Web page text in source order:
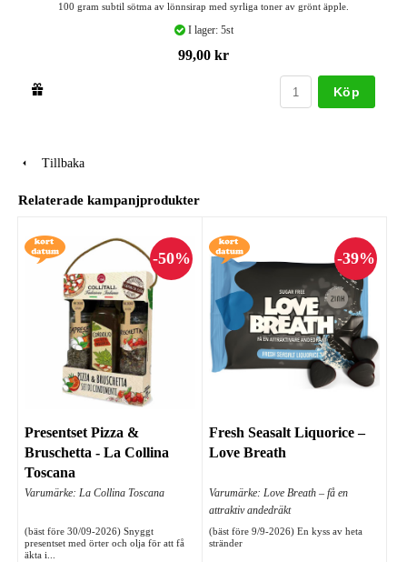
100 gram subtil sötma av lönnsirap med syrliga toner av grönt äpple.
I lager: 5st
99,00 kr
Köp
Tillbaka
Relaterade kampanjprodukter
Presentset Pizza &
Bruschetta - La Collina
Toscana
Varumärke: La Collina Toscana
(bäst före 30/09-2026) Snyggt
presentset med örter och olja för att få
äkta i...
Fresh Seasalt Liquorice –
Love Breath
Varumärke: Love Breath – få en
attraktiv andedräkt
(bäst före 9/9-2026) En kyss av heta
stränder